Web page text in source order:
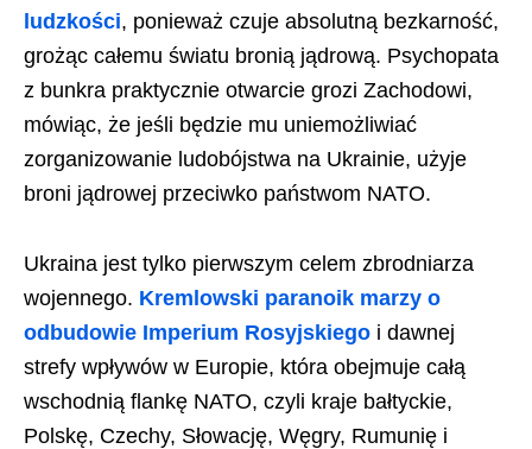
ludzkości, ponieważ czuje absolutną bezkarność,
grożąc całemu światu bronią jądrową. Psychopata
z bunkra praktycznie otwarcie grozi Zachodowi,
mówiąc, że jeśli będzie mu uniemożliwiać
zorganizowanie ludobójstwa na Ukrainie, użyje
broni jądrowej przeciwko państwom NATO.
Ukraina jest tylko pierwszym celem zbrodniarza
wojennego. Kremlowski paranoik marzy o
odbudowie Imperium Rosyjskiego i dawnej
strefy wpływów w Europie, która obejmuje całą
wschodnią flankę NATO, czyli kraje bałtyckie,
Polskę, Czechy, Słowację, Węgry, Rumunię i